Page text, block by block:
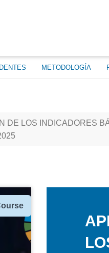
METODOLOGÍA
DE LOS INDICADORES